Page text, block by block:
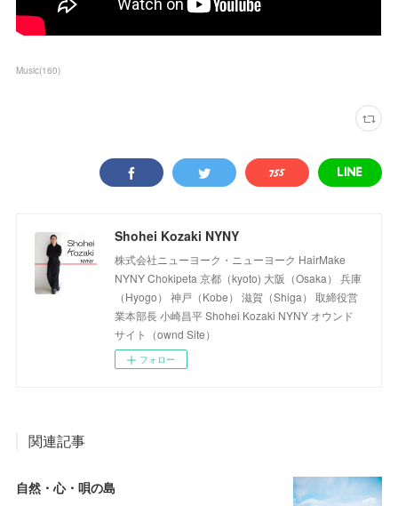
Music(160)
Shohei Kozaki NYNY
株式会社ニューヨーク・ニューヨーク HairMake
NYNY Chokipeta 京都（kyoto) 大阪（Osaka） 兵庫
（Hyogo） 神戸（Kobe） 滋賀（Shiga） 取締役営
業本部長 小崎昌平 Shohei Kozaki NYNY オウンド
サイト（ownd Site）
フォロー
関連記事
自然・心・唄の島